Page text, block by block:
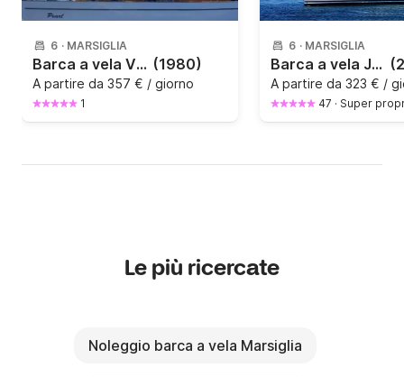
6 · MARSIGLIA
Barca a vela Vindo 65MS 11.95m (1980)
A partire da 357 € / giorno
1
6 · MARSIGLIA
Barca a vela JEANNEAU SUN ODYSSEY 39I 12m
A partire da 323 € /
47 · Super
Le più ricercate
Noleggio barca a vela Marsiglia